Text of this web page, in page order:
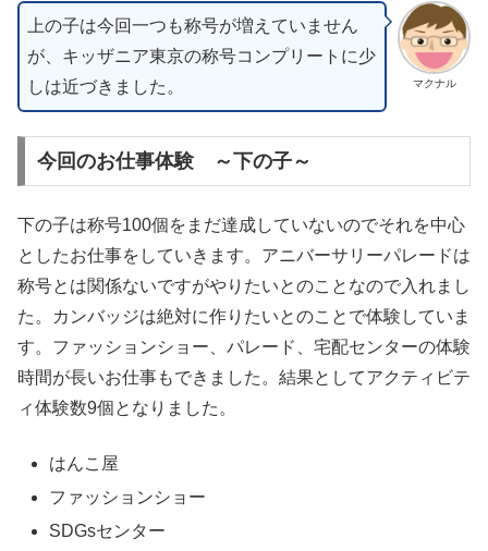
マクナル
上の子は今回一つも称号が増えていません
が、キッザニア東京の称号コンプリートに少
しは近づきました。
今回のお仕事体験 ～下の子～
下の子は称号100個をまだ達成していないのでそれを中心
としたお仕事をしていきます。アニバーサリーパレードは
称号とは関係ないですがやりたいとのことなので入れまし
た。カンバッジは絶対に作りたいとのことで体験していま
す。ファッションショー、パレード、宅配センターの体験
時間が長いお仕事もできました。結果としてアクティビテ
ィ体験数9個となりました。
はんこ屋
ファッションショー
SDGsセンター